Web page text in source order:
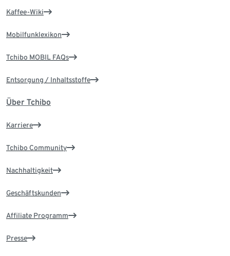
Kaffee-Wiki
Mobilfunklexikon
Tchibo MOBIL FAQs
Entsorgung / Inhaltsstoffe
Über Tchibo
Karriere
Tchibo Community
Nachhaltigkeit
Geschäftskunden
Affiliate Programm
Presse